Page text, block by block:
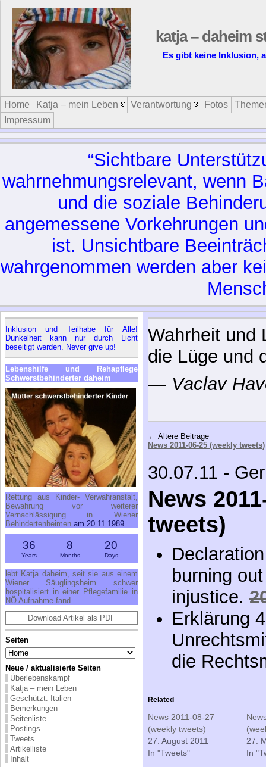
katja – daheim
Es gibt keine Inklusion,
Home Katja – mein Leben Verantwortung Fotos
Impressum
“Sichtbare
wahrnehmungsrelevant, wenn
und die soziale
angemessene Vorkehrungen
ist. Unsichtbare
wahrgenommen werden aber
Inklusion und Teilhabe für Alle!
Dunkelheit kann nur durch Licht
beseitigt werden. Never give up!
Lebenshilfe und Rehapflege
Schwerstbehinderter daheim
Rettung aus Kinder- Verwahranstalt,
Bewahrung vor weiterer
Vernachlässigung in Wiener
Behindertenheimen am 20.11.1989.
36
Years
8
Months
20
Days
lebt Katja daheim, seit sie aus einem
Wiener Säuglingsheim schwer
hospitalisiert in einer Pflegefamilie in
NÖ Aufnahme fand.
Download Artikel als PDF
Seiten
Neue / aktualisierte Seiten
Überlebenskampf
Katja – mein Leben
Geschützt: Italien
Bemerkungen
Seitenliste
Postings
Tweets
Artikelliste
Inhalt
Wahrheit und
die Lüge und
— Vaclav
← Ältere Beiträge
News 2011-06-25 (weekly tweets)
30.07.11 -
News
tweets)
burning
injustice.
Erklärung
die
Related
News 2011-08-27
(weekly tweets)
27. August 2011
In "Tweets"
27.
In